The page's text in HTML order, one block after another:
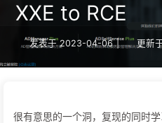
XXE to RCE
发表于 2023-04-06 | 更新
很有意思的一个洞，复现的同时